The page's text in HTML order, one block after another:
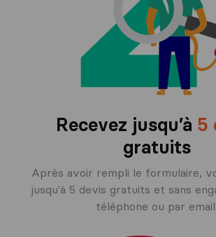
Recevez jusqu’à 5
gratuits
Après avoir rempli le formulaire,
jusqu'à 5 devis gratuits et sans
téléphone ou par email.